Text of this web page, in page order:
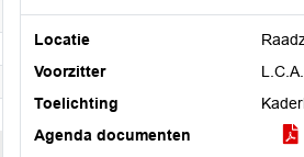
Locatie
Voorzitter
Toelichting
Agenda documenten